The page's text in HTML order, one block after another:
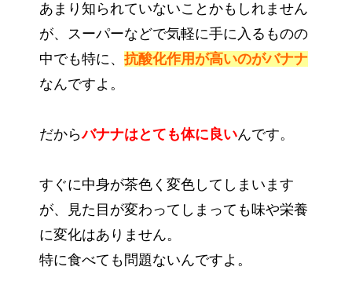
あまり知られていないことかもしれません
が、スーパーなどで気軽に手に入るものの
中でも特に、 抗酸化作用が高いのがバナナ
なんですよ。
だからバナナはとても体に良いんです。
すぐに中身が茶色く変色してしまいます
が、見た目が変わってしまっても味や栄養
に変化はありません。
特に食べても問題ないんですよ。